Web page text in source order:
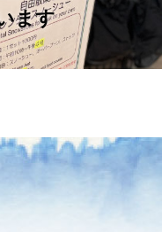
ます